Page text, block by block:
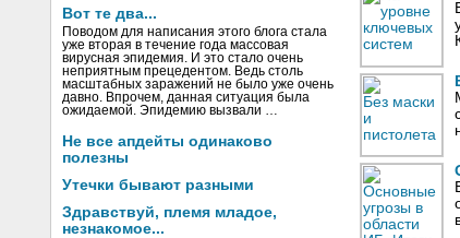
Вот те два...
Поводом для написания этого блога стала
уже вторая в течение года массовая
вирусная эпидемия. И это стало очень
неприятным прецедентом. Ведь столь
масштабных заражений не было уже очень
давно. Впрочем, данная ситуация была
ожидаемой. Эпидемию вызвали …
Не все апдейты одинаково
полезны
Утечки бывают разными
Здравствуй, племя младое,
незнакомое...